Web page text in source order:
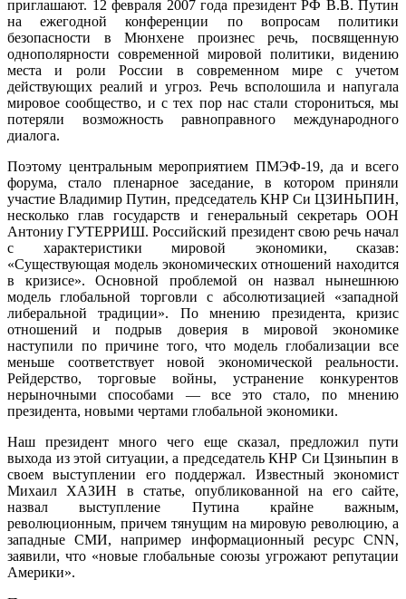
приглашают. 12 февраля 2007 года президент РФ В.В. Путин
на ежегодной конференции по вопросам политики
безопасности в Мюнхене произнес речь, посвященную
однополярности современной мировой политики, видению
места и роли России в современном мире с учетом
действующих реалий и угроз. Речь всполошила и напугала
мировое сообщество, и с тех пор нас стали сторониться, мы
потеряли возможность равноправного международного
диалога.
Поэтому центральным мероприятием ПМЭФ-19, да и всего
форума, стало пленарное заседание, в котором приняли
участие Владимир Путин, председатель КНР Си ЦЗИНЬПИН,
несколько глав государств и генеральный секретарь ООН
Антониу ГУТЕРРИШ. Российский президент свою речь начал
с характеристики мировой экономики, сказав:
«Существующая модель экономических отношений находится
в кризисе». Основной проблемой он назвал нынешнюю
модель глобальной торговли с абсолютизацией «западной
либеральной традиции». По мнению президента, кризис
отношений и подрыв доверия в мировой экономике
наступили по причине того, что модель глобализации все
меньше соответствует новой экономической реальности.
Рейдерство, торговые войны, устранение конкурентов
нерыночными способами — все это стало, по мнению
президента, новыми чертами глобальной экономики.
Наш президент много чего еще сказал, предложил пути
выхода из этой ситуации, а председатель КНР Си Цзиньпин в
своем выступлении его поддержал. Известный экономист
Михаил ХАЗИН в статье, опубликованной на его сайте,
назвал выступление Путина крайне важным,
революционным, причем тянущим на мировую революцию, а
западные СМИ, например информационный ресурс СNN,
заявили, что «новые глобальные союзы угрожают репутации
Америки».